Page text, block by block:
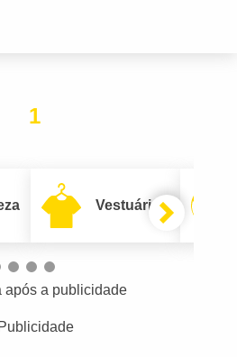
1
Vestuário
após a publicidade
Publicidade